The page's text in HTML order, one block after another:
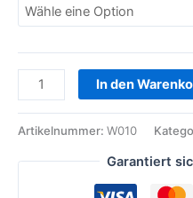
In den
Artikelnummer: W010
Garantiert